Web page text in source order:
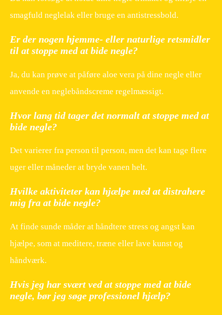
smagfuld neglelak eller bruge en antistressbold.
Er der nogen hjemme- eller naturlige retsmidler
til at stoppe med at bide negle?
Ja, du kan prøve at påføre aloe vera på dine negle eller
anvende en neglebåndscreme regelmæssigt.
Hvor lang tid tager det normalt at stoppe med at
bide negle?
Det varierer fra person til person, men det kan tage flere
uger eller måneder at bryde vanen helt.
Hvilke aktiviteter kan hjælpe med at distrahere
mig fra at bide negle?
At finde sunde måder at håndtere stress og angst kan
hjælpe, som at meditere, træne eller lave kunst og
håndværk.
Hvis jeg har svært ved at stoppe med at bide
negle, bør jeg søge professionel hjælp?